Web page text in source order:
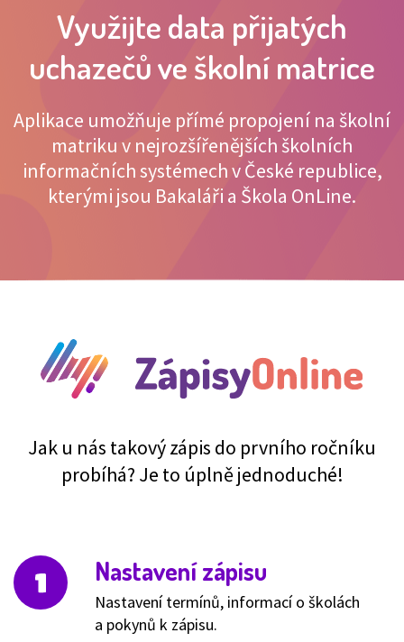
Využijte data přijatých
uchazečů ve školní matrice
Aplikace umožňuje přímé propojení na školní
matriku v nejrozšířenějších školních
informačních systémech v České republice,
kterými jsou Bakaláři a Škola OnLine.
Jak u nás takový zápis do prvního ročníku
probíhá? Je to úplně jednoduché!
Nastavení zápisu
Nastavení termínů, informací o školách
a pokynů k zápisu.